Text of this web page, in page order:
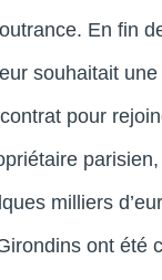
En fin
souhaitait
pour
milliers
ont été